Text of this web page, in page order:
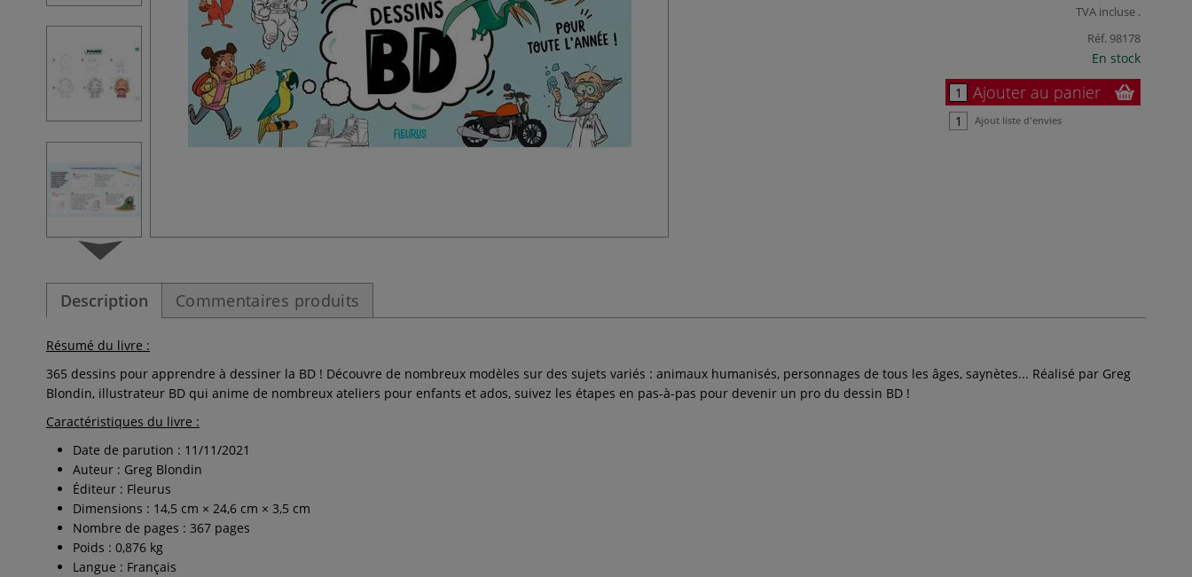
TVA incluse .
Réf. 98178
En stock
Ajouter au panier
Ajout liste d'envies
Description Commentaires produits
Résumé du livre :
365 dessins pour apprendre à dessiner la BD ! Découvre de nombreux modèles sur des sujets variés : animaux humanisés, personnages de tous les âges, saynètes... Réalisé par Greg
Blondin, illustrateur BD qui anime de nombreux ateliers pour enfants et ados, suivez les étapes en pas-à-pas pour devenir un pro du dessin BD !
Caractéristiques du livre :
Date de parution : 11/11/2021
Auteur : Greg Blondin
Éditeur : Fleurus
Dimensions : 14,5 cm × 24,6 cm × 3,5 cm
Nombre de pages : 367 pages
Poids : 0,876 kg
Langue : Français